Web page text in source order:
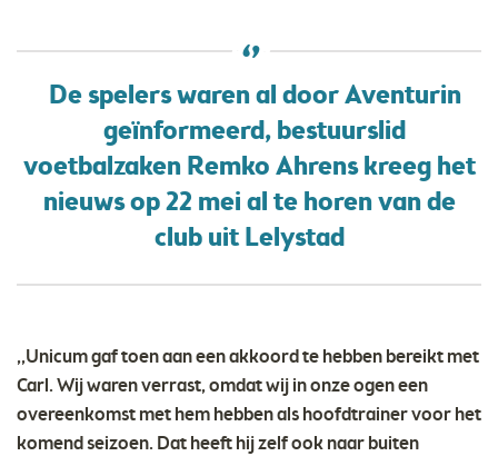
De spelers waren al door Aventurin
geïnformeerd, bestuurslid
voetbalzaken Remko Ahrens kreeg het
nieuws op 22 mei al te horen van de
club uit Lelystad
,,Unicum gaf toen aan een akkoord te hebben bereikt met
Carl. Wij waren verrast, omdat wij in onze ogen een
overeenkomst met hem hebben als hoofdtrainer voor het
komend seizoen. Dat heeft hij zelf ook naar buiten